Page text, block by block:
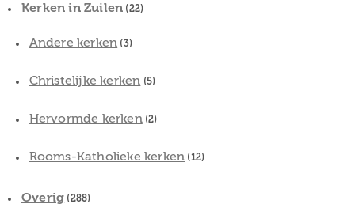
Kerken in Zuilen (22)
Andere kerken (3)
Christelijke kerken (5)
Hervormde kerken(2)
Rooms-Katholieke kerken (12)
Overig (288)